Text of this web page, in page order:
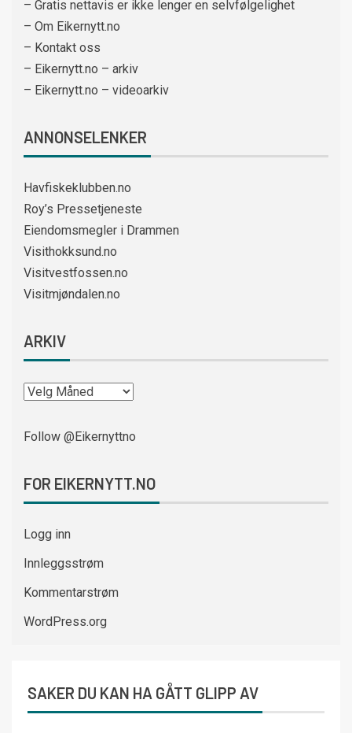
– Gratis nettavis er ikke lenger en selvfølgelighet
– Om Eikernytt.no
– Kontakt oss
– Eikernytt.no – arkiv
– Eikernytt.no – videoarkiv
ANNONSELENKER
Havfiskeklubben.no
Roy’s Pressetjeneste
Eiendomsmegler i Drammen
Visithokksund.no
Visitvestfossen.no
Visitmjøndalen.no
ARKIV
Follow @Eikernyttno
FOR EIKERNYTT.NO
Logg inn
Innleggsstrøm
Kommentarstrøm
WordPress.org
SAKER DU KAN HA GÅTT GLIPP AV